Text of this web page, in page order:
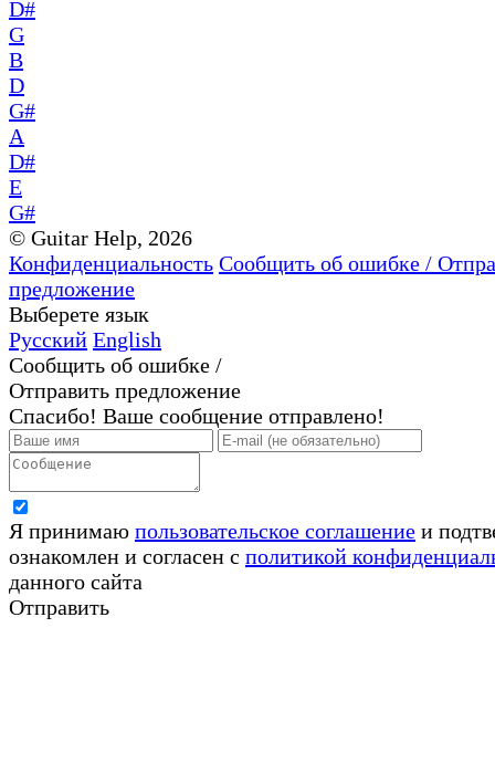
D#
G
B
D
G#
A
D#
E
G#
© Guitar Help, 2026
Конфиденциальность Сообщить об ошибке /
предложение
Выберете язык
Русский English
Сообщить об ошибке /
Отправить предложение
Спасибо! Ваше сообщение отправлено!
Я принимаю пользовательское соглашение и
ознакомлен и согласен с политикой
данного сайта
Отправить